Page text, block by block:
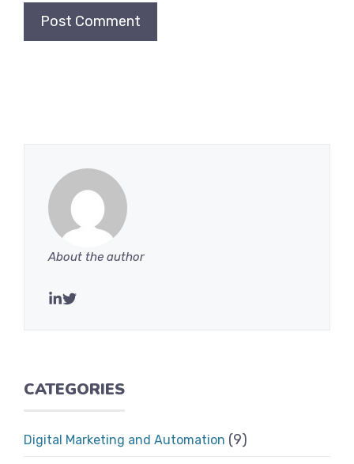
About the author
CATEGORIES
Digital Marketing and Automation (9)